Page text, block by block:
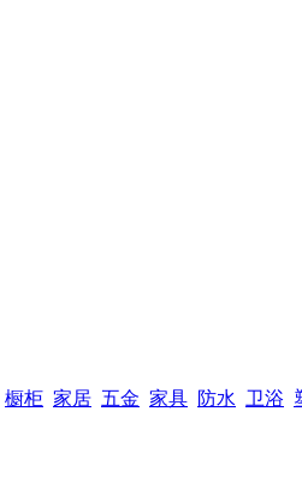
橱柜 家居 五金 家具 防水 卫浴